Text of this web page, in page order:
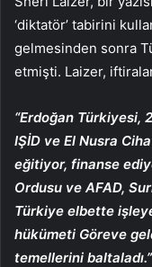
‘diktatör’ tabirini
gelmesinden sonra
etmişti. Laizer,
“Erdoğan Türkiyesi,
IŞİD ve El Nusra
eğitiyor, finanse
Ordusu ve AFAD,
Türkiye elbette
hükümeti Göreve
temellerini baltaladı.”